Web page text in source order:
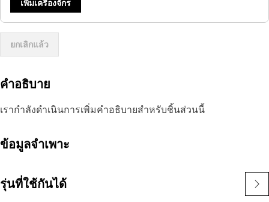
เพิ่มเครื่องจักร
ยกเลิกแล้ว
คำอธิบาย
เรากำลังดำเนินการเพิ่มคำอธิบายสำหรับชิ้นส่วนนี้
ข้อมูลจำเพาะ
รุ่นที่ใช้กันได้